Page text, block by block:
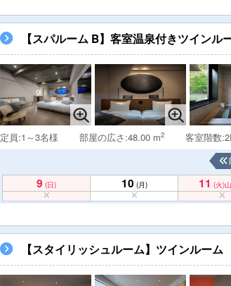
【スパルーム B】客室温泉付きツインル
定員:1～3名様 部屋の広さ:48.00 m2 客室階数
9 (日) 10 (月) 11 (火)
【スタイリッシュルーム】ツインルーム